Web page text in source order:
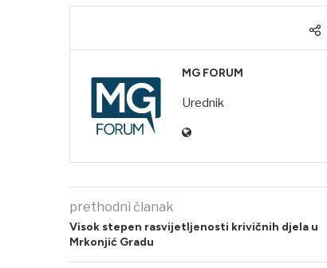
MG FORUM
Urednik
prethodni članak
Visok stepen rasvijetljenosti krivičnih djela u
Mrkonjić Gradu